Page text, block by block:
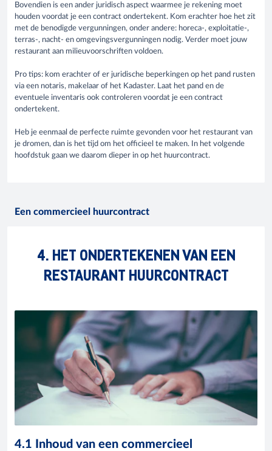
Bovendien is een ander juridisch aspect waarmee je rekening moet
houden voordat je een contract ondertekent. Kom erachter hoe het zit
met de benodigde vergunningen, onder andere: horeca-, exploitatie-,
terras-, nacht- en omgevingsvergunningen nodig. Verder moet jouw
restaurant aan milieuvoorschriften voldoen.
Pro tips: kom erachter of er juridische beperkingen op het pand rusten
via een notaris, makelaar of het Kadaster. Laat het pand en de
eventuele inventaris ook controleren voordat je een contract
ondertekent.
Heb je eenmaal de perfecte ruimte gevonden voor het restaurant van
je dromen, dan is het tijd om het officieel te maken. In het volgende
hoofdstuk gaan we daarom dieper in op het huurcontract.
Een commercieel huurcontract
4. HET ONDERTEKENEN VAN EEN
RESTAURANT HUURCONTRACT
4.1 Inhoud van een commercieel